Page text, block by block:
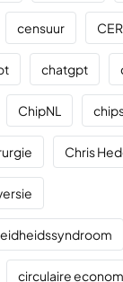
censuur
chatgpt
ChipNL
Chris
circulaire